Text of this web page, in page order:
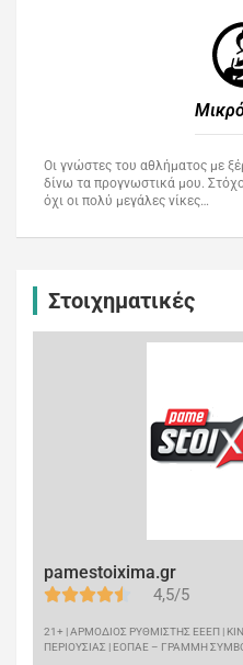
Οι γνώστες του αθλήματος με
δίνω τα προγνωστικά μου.
όχι οι πολύ μεγάλες νίκες…
Στοιχηματικές
pamestoixima.gr
4,5/5
21+ | ΑΡΜΟΔΙΟΣ ΡΥΘΜΙΣΤΗΣ ΕΕΕΠ |
ΠΕΡΙΟΥΣΙΑΣ | ΕΟΠΑΕ – ΓΡΑΜΜΗ